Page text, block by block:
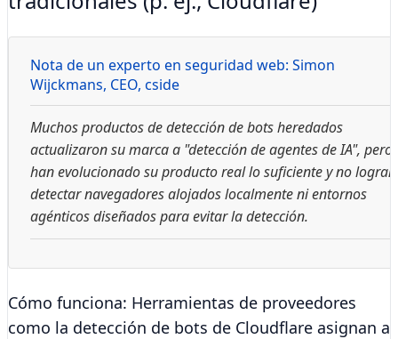
Nota de un experto en seguridad web: Simon
Wijckmans, CEO, cside
Muchos productos de detección de bots heredados
actualizaron su marca a "detección de agentes de IA", pero
han evolucionado su producto real lo suficiente y no logran
detectar navegadores alojados localmente ni entornos
agénticos diseñados para evitar la detección.
Cómo funciona: Herramientas de proveedores
como la detección de bots de Cloudflare asignan a